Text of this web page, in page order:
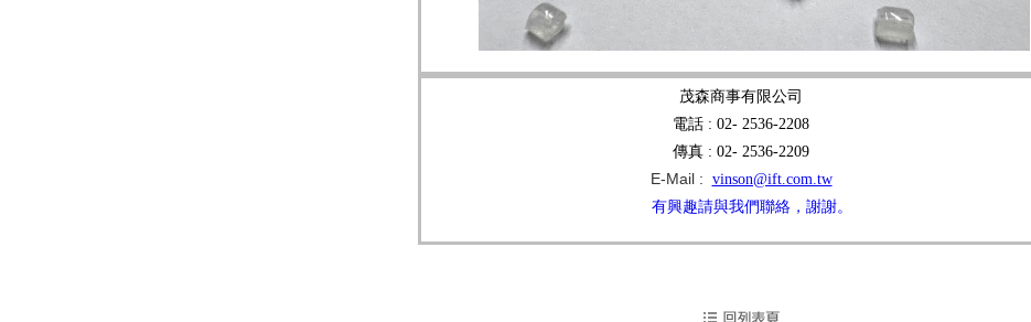
茂森商事有限公司
電話 : 02- 2536-2208
傳真 : 02- 2536-2209
E-Mail : vinson@ift.com.tw
有興趣請與我們聯絡，謝謝。